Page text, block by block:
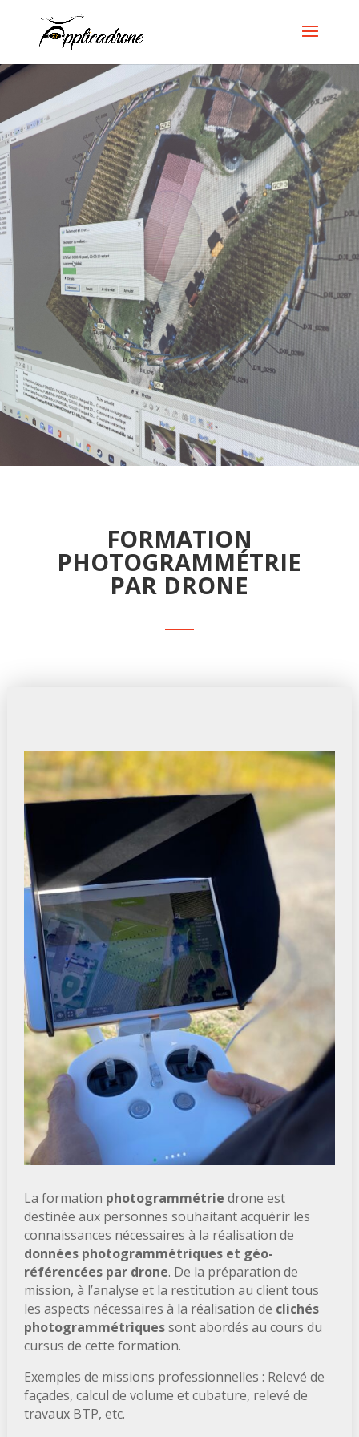
FORMATION
PHOTOGRAMMÉTRIE
PAR DRONE
La formation photogrammétrie drone est
destinée aux personnes souhaitant acquérir les
connaissances nécessaires à la réalisation de
données photogrammétriques et géo-
référencées par drone. De la préparation de
mission, à l’analyse et la restitution au client tous
les aspects nécessaires à la réalisation de clichés
photogrammétriquessont abordés au cours du
cursus de cette formation.
Exemples de missions professionnelles : Relevé de
façades, calcul de volume et cubature, relevé de
travaux BTP, etc.